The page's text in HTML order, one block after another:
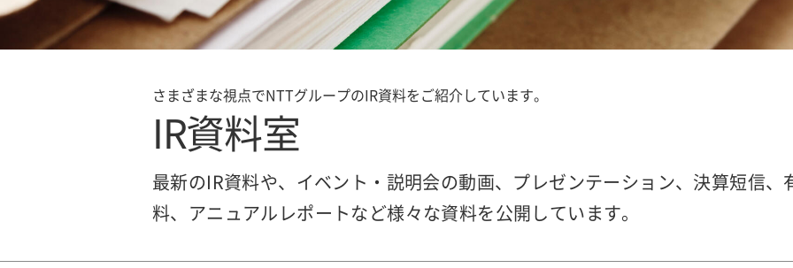
さまざまな視点でNTTグループのIR資料をご紹介しています。
IR資料室
最新のIR資料や、イベント・説明会の動画、プレゼンテーション、決算短信
料、アニュアルレポートなど様々な資料を公開しています。